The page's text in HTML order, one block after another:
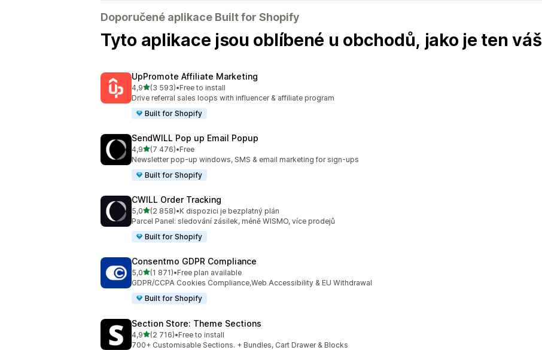
Doporučené aplikace Built for Shopify
Tyto aplikace jsou oblíbené u obchodů, jako je ten váš
UpPromote Affiliate Marketing
4,9z 5 hvězd
(3 593)
Celkový počet recenzí: 3593
•Free to install
Drive referral sales loops with influencer & affiliate program
Built for Shopify
SendWILL Pop up Email Popup
4,9z 5 hvězd
(7 476)
Celkový počet recenzí: 7476
•Free
Newsletter pop-up windows, SMS & email marketing for sign-ups
Built for Shopify
CWILL Order Tracking
5,0z 5 hvězd
(2 858)
Celkový počet recenzí: 2858
•K dispozici je bezplatný plán
Parcel Panel: sledování zásilek, méně WISMO, více prodejů
Built for Shopify
Consentmo GDPR Compliance
5,0z 5 hvězd
(1 871)
Celkový počet recenzí: 1871
•Free plan available
GDPR/CCPA Cookies Compliance,Web Accessibility & EU Withdrawal
Built for Shopify
Section Store: Theme Sections
4,9z 5 hvězd
(2 716)
Celkový počet recenzí: 2716
•Free to install
700+ Customisable Sections. + Bundles, Cart Drawer & Blocks